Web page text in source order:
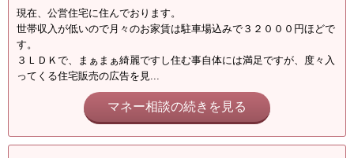
現在、公営住宅に住んでおります。
世帯収入が低いので月々のお家賃は駐車場込みで３２０００円ほどで
す。
３ＬＤＫで、まぁまぁ綺麗ですし住む事自体には満足ですが、度々入
ってくる住宅販売の広告を見...
マネー相談の続きを見る